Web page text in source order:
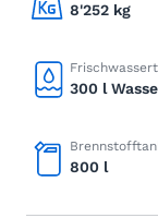
8'252 kg
300 l
800 l